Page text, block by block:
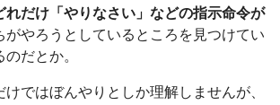
れだけ「やりなさい」などの指示命令が
がやろうとしているところを見つけてい
だとか。
ではぼんやりとしか理解しませんが、